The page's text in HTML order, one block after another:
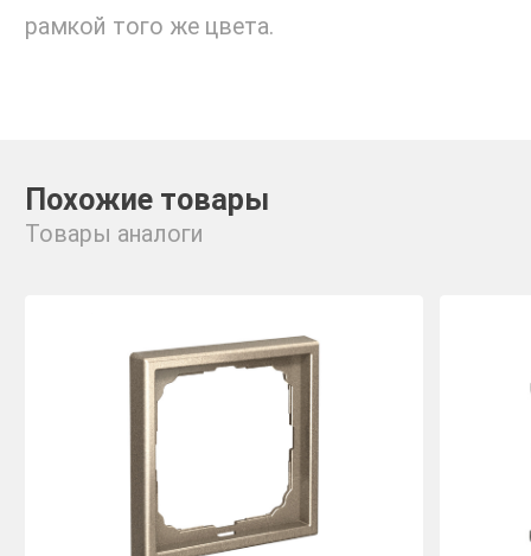
рамкой того же цвета.
Похожие товары
Товары аналоги